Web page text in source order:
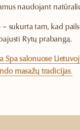
naudojant
sukurta tam, kad
Rytų prabangą.
Spa salonuose
masažų tradicijas.